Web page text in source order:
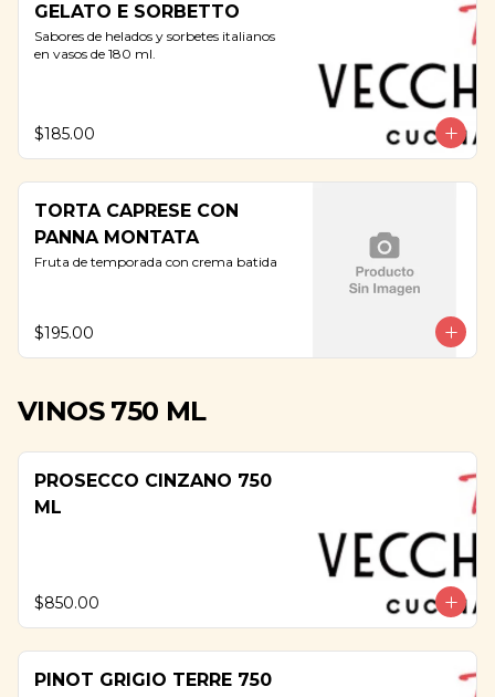
GELATO E SORBETTO
Sabores de helados y sorbetes italianos
en vasos de 180 ml.
$185.00
TORTA CAPRESE CON
PANNA MONTATA
Fruta de temporada con crema batida
$195.00
VINOS 750 ML
PROSECCO CINZANO 750
ML
$850.00
PINOT GRIGIO TERRE 750